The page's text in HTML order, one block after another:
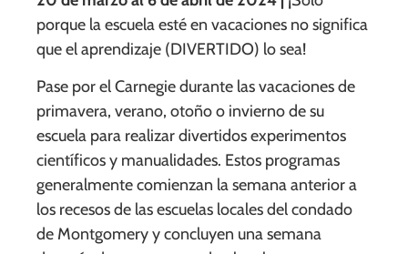
porque la escuela esté en vacaciones no significa
que el aprendizaje (DIVERTIDO) lo sea!
Pase por el Carnegie durante las vacaciones de
primavera, verano, otoño o invierno de su
escuela para realizar divertidos experimentos
científicos y manualidades. Estos programas
generalmente comienzan la semana anterior a
los recesos de las escuelas locales del condado
de Montgomery y concluyen una semana